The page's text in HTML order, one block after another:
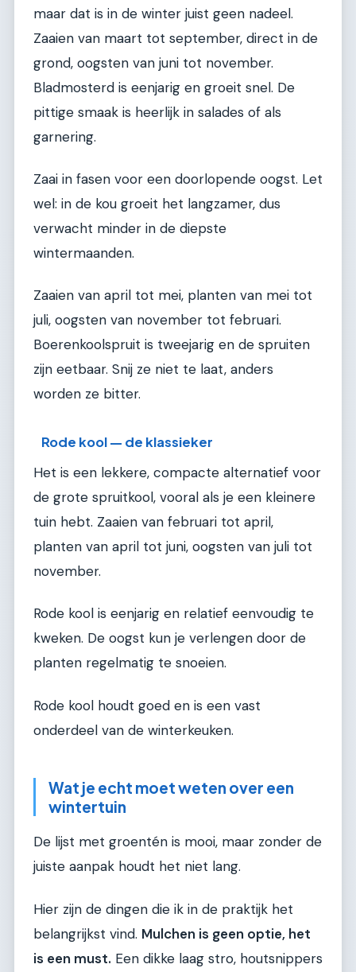
maar dat is in de winter juist geen nadeel.
Zaaien van maart tot september, direct in de
grond, oogsten van juni tot november.
Bladmosterd is eenjarig en groeit snel. De
pittige smaak is heerlijk in salades of als
garnering.
Zaai in fasen voor een doorlopende oogst. Let
wel: in de kou groeit het langzamer, dus
verwacht minder in de diepste
wintermaanden.
Zaaien van april tot mei, planten van mei tot
juli, oogsten van november tot februari.
Boerenkoolspruit is tweejarig en de spruiten
zijn eetbaar. Snij ze niet te laat, anders
worden ze bitter.
Rode kool — de klassieker
Het is een lekkere, compacte alternatief voor
de grote spruitkool, vooral als je een kleinere
tuin hebt. Zaaien van februari tot april,
planten van april tot juni, oogsten van juli tot
november.
Rode kool is eenjarig en relatief eenvoudig te
kweken. De oogst kun je verlengen door de
planten regelmatig te snoeien.
Rode kool houdt goed en is een vast
onderdeel van de winterkeuken.
Wat je echt moet weten over een
wintertuin
De lijst met groentén is mooi, maar zonder de
juiste aanpak houdt het niet lang.
Hier zijn de dingen die ik in de praktijk het
belangrijkst vind. Mulchen is geen optie, het
is een must. Een dikke laag stro, houtsnippers